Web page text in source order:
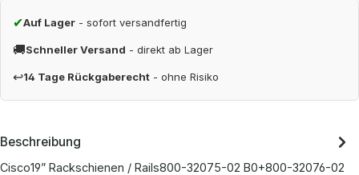
✔Auf Lager - sofort versandfertig
🚚Schneller Versand - direkt ab Lager
↩14 Tage Rückgaberecht - ohne Risiko
Beschreibung
Cisco19” Rackschienen / Rails800-32075-02 B0+800-32076-02